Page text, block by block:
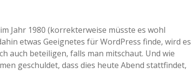
Jahr 1980 (korrekterweise müsste es wohl
etwas Geeignetes für WordPress finde, wird es
auch beteiligen, falls man mitschaut. Und wie
geschuldet, dass dies heute Abend stattfindet,